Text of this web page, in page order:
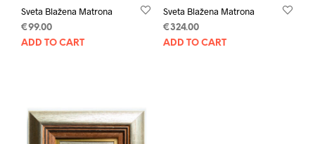
Sveta Blažena Matrona
€99.00
ADD TO CART
Sveta Blažena Matrona
€324.00
ADD TO CART